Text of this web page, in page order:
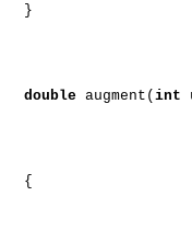
}
double augment( int
{